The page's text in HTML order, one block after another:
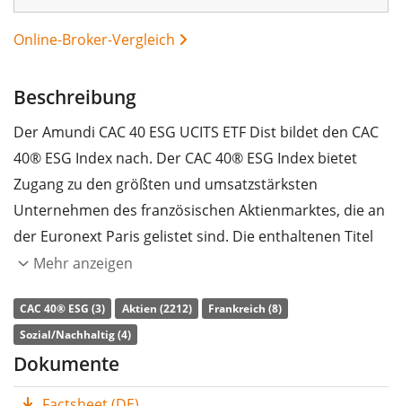
Online-Broker-Vergleich
Beschreibung
Der Amundi CAC 40 ESG UCITS ETF Dist bildet den CAC
40® ESG Index nach. Der CAC 40® ESG Index bietet
Zugang zu den größten und umsatzstärksten
Unternehmen des französischen Aktienmarktes, die an
der Euronext Paris gelistet sind. Die enthaltenen Titel
werden nach ESG-Kriterien (Umwelt, Soziales und
DieTER(Gesamtkostenquote) des ETF liegt bei
p.a.. Der Amundi CAC 40 ESG UCITS ETF Dist ist der
Mehr anzeigen
CAC 40® ESG (3) Aktien (2212)
Frankreich (8)
Sozial/Nachhaltig (4)
Dokumente